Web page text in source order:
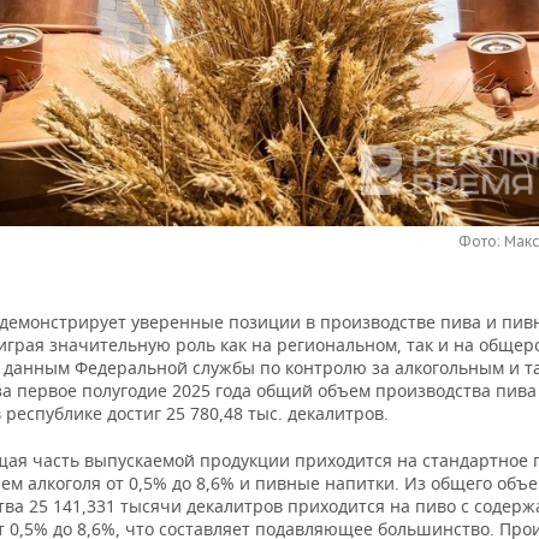
Фото:
уверенные позиции в производстве пива и
значительную роль как на региональном, так и на
Федеральной службы по контролю за алкогольным и
первое полугодие 2025 года общий объем производства
достиг 25 780,48 тыс. декалитров.
часть выпускаемой продукции приходится на стандартное
алкоголя от 0,5% до 8,6% и пивные напитки. Из общего
25 141,331 тысячи декалитров приходится на пиво с
0,5% до 8,6%, что составляет подавляющее большинство.